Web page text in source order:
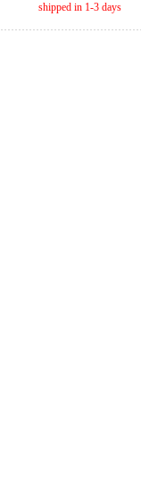
shipped in 1-3 days